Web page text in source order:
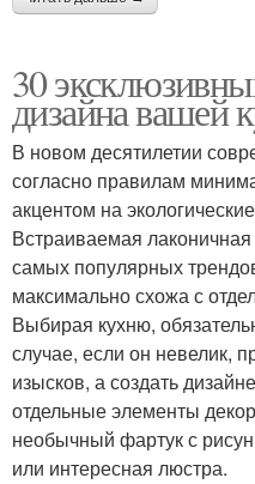
30
дизайна вашей
В новом десятилетии
согласно правилам
акцентом на
Встраиваемая
самых популярных
максимально схожа с
Выбирая кухню,
случае, если он невелик,
изысков, а создать
отдельные элементы
необычный фартук с
или интересная люстра.